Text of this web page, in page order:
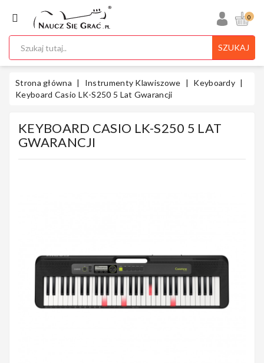
KATEGORIA
Ukulele
Gitary
Instrumenty
Perkusyjne
0
SZUKAJ
Strona główna Instrumenty Klawiszowe
Keyboardy
Keyboard Casio LK-S250 5 Lat Gwarancji
KEYBOARD CASIO LK-S250 5 LAT
GWARANCJI